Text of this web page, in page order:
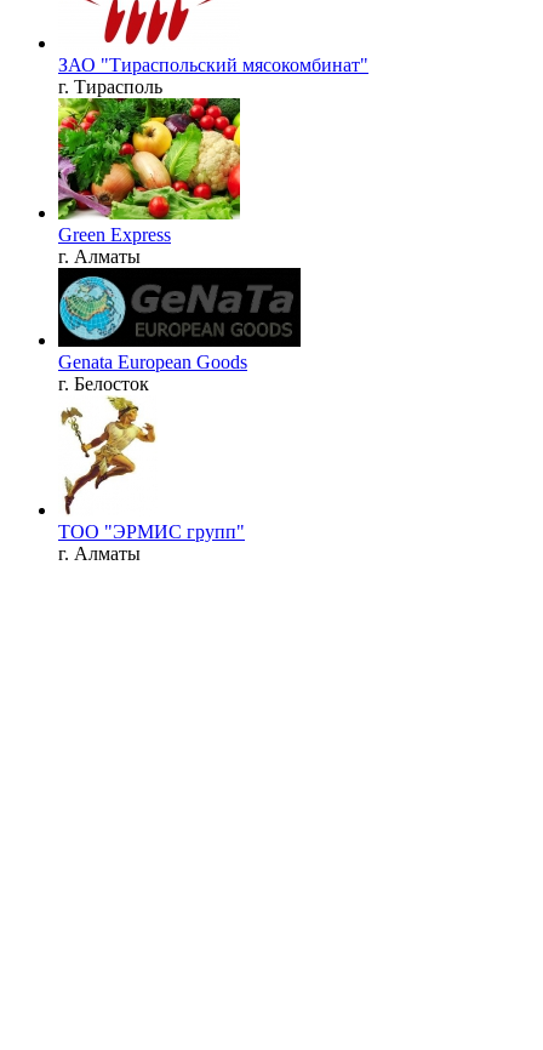
ЗАО "Тираспольский мясокомбинат"
г. Тирасполь
Green Express
г. Алматы
Genata European Goods
г. Белосток
ТОО "ЭРМИС групп"
г. Алматы